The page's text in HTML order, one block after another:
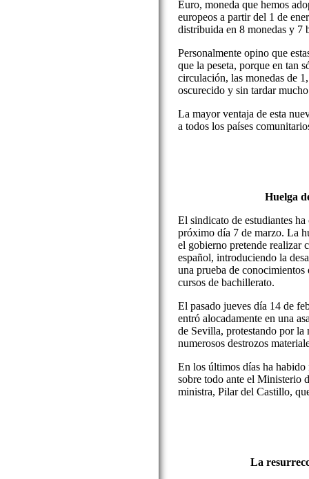
Euro, moneda que hemos
europeos a partir del 1 de
distribuida en 8 monedas y 7
Personalmente opino que
que la peseta, porque en tan
circulación, las monedas de
oscurecido y sin tardar
La mayor ventaja de esta
a todos los países
Huelga
El sindicato de estudiantes
próximo día 7 de marzo. La
el gobierno pretende realizar
español, introduciendo la
una prueba de conocimientos
cursos de bachillerato.
El pasado jueves día 14 de
entró alocadamente en una
de Sevilla, protestando por la
numerosos destrozos
En los últimos días ha habido
sobre todo ante el Ministerio
ministra, Pilar del Castillo,
La